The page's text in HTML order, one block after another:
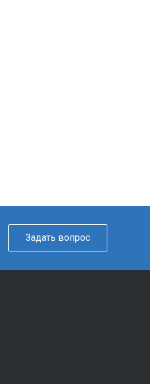
Задать вопрос